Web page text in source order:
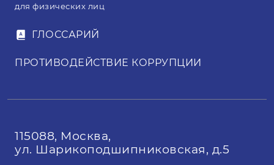
для физических лиц
ГЛОССАРИЙ
ПРОТИВОДЕЙСТВИЕ КОРРУПЦИИ
115088, Москва,
ул. Шарикоподшипниковская, д.5